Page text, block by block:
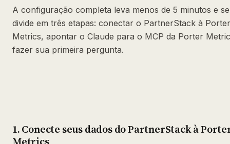
A configuração completa leva menos de 5 minutos e se
divide em três etapas: conectar o PartnerStack à Porter
Metrics, apontar o Claude para o MCP da Porter
fazer sua primeira pergunta.
1. Conecte seus dados do PartnerStack à